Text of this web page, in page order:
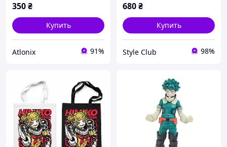
350₴
Купить
Atlonix 91%
680₴
Купить
Style Club 98%